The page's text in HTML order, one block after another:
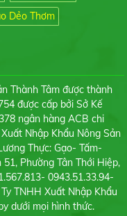
Đào
Dẻo Thơm
Thành Tâm được thành
được cấp bởi Sở Kế
ngân hàng ACB chi
Nhập Khẩu Nông Sản
Thực: Gạo- Tấm-
Phường Tân Thới Hiệp,
0943.51.33.94-
TNHH Xuất Nhập Khẩu
dưới mọi hình thức.